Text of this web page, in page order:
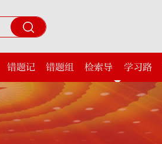
错题记
录
错题组
卷
检索导
航
学习路
上